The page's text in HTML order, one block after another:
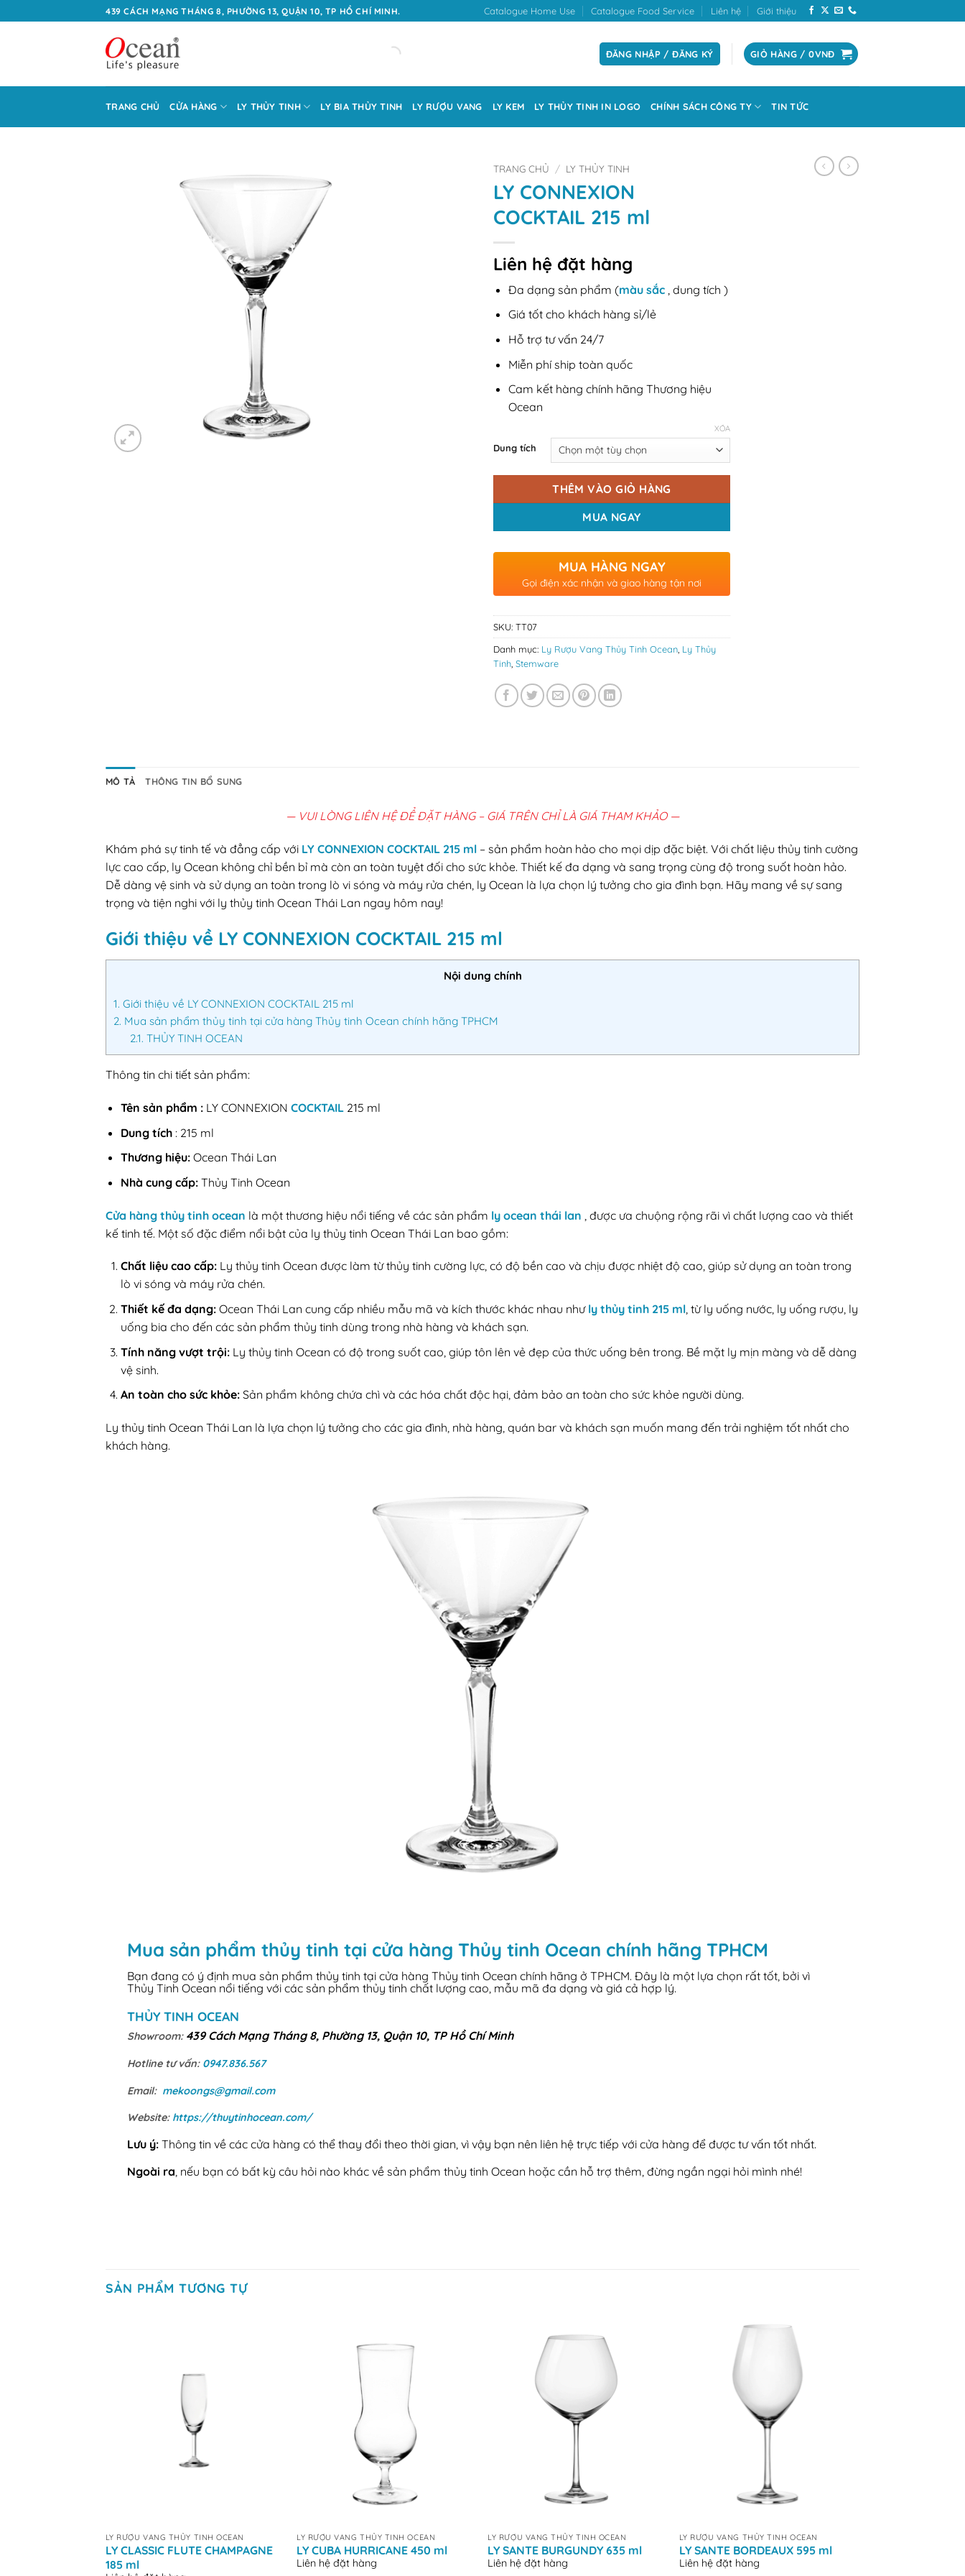
qua
439 CÁCH MẠNG THÁNG 8, PHƯỜNG 13, QUẬN 10, TP HỒ CHÍ MINH. Catalogue Home Use Catalogue Food Service Liên hệ Giới thiệu
ĐĂNG NHẬP / ĐĂNG KÝ GIỎ HÀNG /0VNĐ
TRANG CHỦ CỬA HÀNG LY THỦY TINH LY BIA THỦY TINH LY RƯỢU VANG LY KEM LY THỦY TINH IN LOGO CHÍNH SÁCH CÔNG TY TIN TỨC
TRANG CHỦ / LY THỦY TINH
LY CONNEXION
COCKTAIL 215 ml
Liên hệ đặt hàng
Đa dạng sản phẩm (màu sắc, dung tích )
Giá tốt cho khách hàng sỉ/lẻ
Hỗ trợ tư vấn 24/7
Miễn phí ship toàn quốc
Cam kết hàng chính hãng Thương hiệu
Ocean
Dung tích
XÓA
THÊM VÀO GIỎ HÀNG
MUA NGAY
MUA HÀNG NGAY
Gọi điện xác nhận và giao hàng tận nơi
SKU: TT07
Danh mục: Ly Rượu Vang Thủy Tinh Ocean Ly Thủy
Tinh Stemware
MÔ TẢ THÔNG TIN BỔ SUNG
— VUI LÒNG LIÊN HỆ ĐỂ ĐẶT HÀNG – GIÁ TRÊN CHỈ LÀ GIÁ THAM KHẢO —
Khám phá sự tinh tế và đẳng cấp với LY CONNEXION COCKTAIL 215 ml – sản phẩm hoàn hảo cho mọi dịp đặc biệt. Với chất liệu thủy tinh cường
lực cao cấp, ly Ocean không chỉ bền bỉ mà còn an toàn tuyệt đối cho sức khỏe. Thiết kế đa dạng và sang trọng cùng độ trong suốt hoàn hảo.
Dễ dàng vệ sinh và sử dụng an toàn trong lò vi sóng và máy rửa chén, ly Ocean là lựa chọn lý tưởng cho gia đình bạn. Hãy mang về sự sang
trọng và tiện nghi với ly thủy tinh Ocean Thái Lan ngay hôm nay!
Giới thiệu về LY CONNEXION COCKTAIL 215 ml
Nội dung chính
1. Giới thiệu về LY CONNEXION COCKTAIL 215 ml
2. Mua sản phẩm thủy tinh tại cửa hàng Thủy tinh Ocean chính hãng TPHCM
2.1. THỦY TINH OCEAN
Thông tin chi tiết sản phẩm:
Tên sản phẩm :LY CONNEXION COCKTAIL215 ml
Dung tích: 215 ml
Thương hiệu:Ocean Thái Lan
Nhà cung cấp:Thủy Tinh Ocean
Cửa hàng thủy tinh ocean là một thương hiệu nổi tiếng về các sản phẩm ly ocean thái lan , được ưa chuộng rộng rãi vì chất lượng cao và thiết
kế tinh tế. Một số đặc điểm nổi bật của ly thủy tinh Ocean Thái Lan bao gồm:
Chất liệu cao cấp: Ly thủy tinh Ocean được làm từ thủy tinh cường lực, có độ bền cao và chịu được nhiệt độ cao, giúp sử dụng an toàn trong
lò vi sóng và máy rửa chén.
Thiết kế đa dạng: Ocean Thái Lan cung cấp nhiều mẫu mã và kích thước khác nhau như ly thủy tinh 215 ml, từ ly uống nước, ly uống rượu, ly
uống bia cho đến các sản phẩm thủy tinh dùng trong nhà hàng và khách sạn.
Tính năng vượt trội:Ly thủy tinh Ocean có độ trong suốt cao, giúp tôn lên vẻ đẹp của thức uống bên trong. Bề mặt ly mịn màng và dễ dàng
vệ sinh.
An toàn cho sức khỏe: Sản phẩm không chứa chì và các hóa chất độc hại, đảm bảo an toàn cho sức khỏe người dùng.
Ly thủy tinh Ocean Thái Lan là lựa chọn lý tưởng cho các gia đình, nhà hàng, quán bar và khách sạn muốn mang đến trải nghiệm tốt nhất cho
khách hàng.
Mua sản phẩm thủy tinh tại cửa hàng Thủy tinh Ocean chính hãng TPHCM
Bạn đang có ý định mua sản phẩm thủy tinh tại cửa hàng Thủy tinh Ocean chính hãng ở TPHCM. Đây là một lựa chọn rất tốt, bởi vì
Thủy Tinh Ocean nổi tiếng với các sản phẩm thủy tinh chất lượng cao, mẫu mã đa dạng và giá cả hợp lý.
THỦY TINH OCEAN
Showroom: 439 Cách Mạng Tháng 8, Phường 13, Quận 10, TP Hồ Chí Minh
Hotline tư vấn: 0947.836.567
Email: mekoongs@gmail.com
Website: https://thuytinhocean.com/
Lưu ý: Thông tin về các cửa hàng có thể thay đổi theo thời gian, vì vậy bạn nên liên hệ trực tiếp với cửa hàng để được tư vấn tốt nhất.
Ngoài ra, nếu bạn có bất kỳ câu hỏi nào khác về sản phẩm thủy tinh Ocean hoặc cần hỗ trợ thêm, đừng ngần ngại hỏi mình nhé!
SẢN PHẨM TƯƠNG TỰ
LY RƯỢU VANG THỦY TINH OCEAN
LY CLASSIC FLUTE CHAMPAGNE
185 ml
LY RƯỢU VANG THỦY TINH OCEAN
LY CUBA HURRICANE 450 ml
Liên hệ đặt hàng
LY RƯỢU VANG THỦY TINH OCEAN
LY SANTE BURGUNDY 635 ml
Liên hệ đặt hàng
LY RƯỢU VANG THỦY TINH OCEAN
LY SANTE BORDEAUX 595 ml
Liên hệ đặt hàng